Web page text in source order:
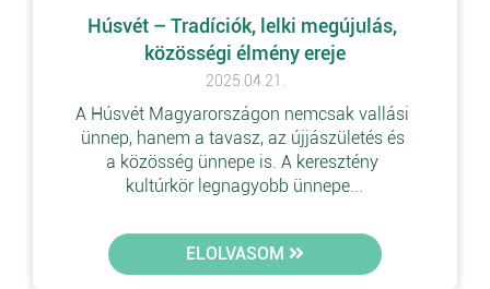
Húsvét – Tradíciók, lelki megújulás,
közösségi élmény ereje
2025.04.21.
A Húsvét Magyarországon nemcsak vallási
ünnep, hanem a tavasz, az újjászületés és
a közösség ünnepe is. A keresztény
kultúrkör legnagyobb ünnepe...
ELOLVASOM